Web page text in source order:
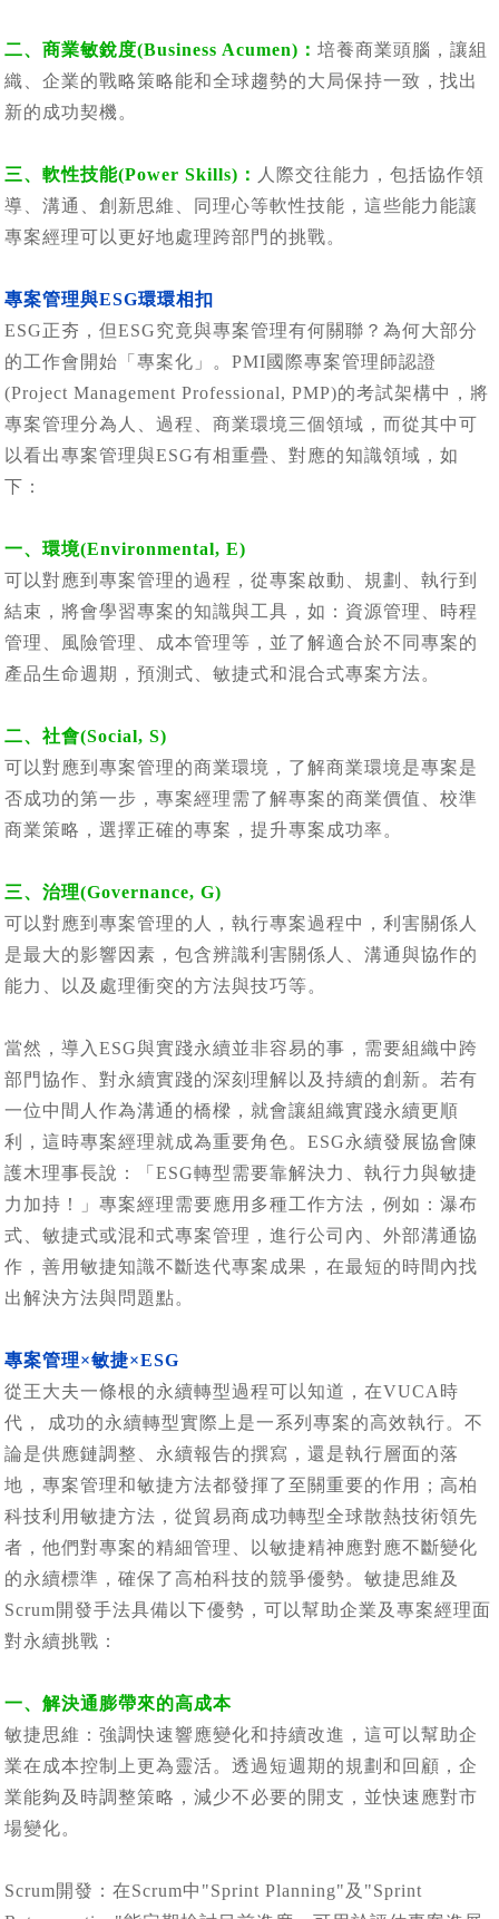
二、商業敏銳度(Business Acumen)：培養商業頭腦，讓組
織、企業的戰略策略能和全球趨勢的大局保持一致，找出
新的成功契機。
三、軟性技能(Power Skills)：
人際交往能力，包括協作領
導、溝通、創新思維、同理心等軟性技能，這些能力能讓
專案經理可以更好地處理跨部門的挑戰。
專案管理與ESG環環相扣
ESG正夯，但ESG究竟與專案管理有何關聯？為何大部分
的工作會開始「專案化」。PMI國際專案管理師認證
(Project Management Professional, PMP)的考試架構中，將
專案管理分為人、過程、商業環境三個領域，而從其中可
以看出專案管理與ESG有相重疊、對應的知識領域，如
下：
一、環境(Environmental, E)
可以對應到專案管理的過程，從專案啟動、規劃、執行到
結束，將會學習專案的知識與工具，如：資源管理、時程
管理、風險管理、成本管理等，並了解適合於不同專案的
產品生命週期，預測式、敏捷式和混合式專案方法。
二、社會(Social, S)
可以對應到專案管理的商業環境，了解商業環境是專案是
否成功的第一步，專案經理需了解專案的商業價值、校準
商業策略，選擇正確的專案，提升專案成功率。
三、治理(Governance, G)
可以對應到專案管理的人，執行專案過程中，利害關係人
是最大的影響因素，包含辨識利害關係人、溝通與協作的
能力、以及處理衝突的方法與技巧等。
當然，導入ESG與實踐永續並非容易的事，需要組織中跨
部門協作、對永續實踐的深刻理解以及持續的創新。若有
一位中間人作為溝通的橋樑，就會讓組織實踐永續更順
利，這時專案經理就成為重要角色。ESG永續發展協會陳
護木理事長說：「ESG轉型需要靠解決力、執行力與敏捷
力加持！」專案經理需要應用多種工作方法，例如：瀑布
式、敏捷式或混和式專案管理，進行公司內、外部溝通協
作，善用敏捷知識不斷迭代專案成果，在最短的時間內找
出解決方法與問題點。
專案管理×敏捷×ESG
從王大夫一條根的永續轉型過程可以知道，在VUCA時
代， 成功的永續轉型實際上是一系列專案的高效執行。不
論是供應鏈調整、永續報告的撰寫，還是執行層面的落
地，專案管理和敏捷方法都發揮了至關重要的作用；高柏
科技利用敏捷方法，從貿易商成功轉型全球散熱技術領先
者，他們對專案的精細管理、以敏捷精神應對應不斷變化
的永續標準，確保了高柏科技的競爭優勢。敏捷思維及
Scrum開發手法具備以下優勢，可以幫助企業及專案經理面
對永續挑戰：
一、解決通膨帶來的高成本
敏捷思維：強調快速響應變化和持續改進，這可以幫助企
業在成本控制上更為靈活。透過短週期的規劃和回顧，企
業能夠及時調整策略，減少不必要的開支，並快速應對市
場變化。
Scrum開發：在Scrum中"Sprint Planning"及"Sprint